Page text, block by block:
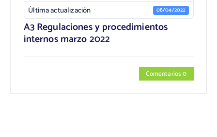
Última actualización 08/04/2022
A3 Regulaciones y procedimientos
internos marzo 2022
Comentarios 0